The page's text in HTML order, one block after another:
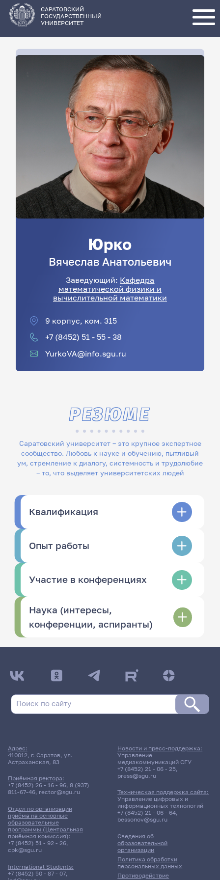
основному
содержанию
САРАТОВСКИЙ
ГОСУДАРСТВЕННЫЙ
УНИВЕРСИТЕТ
Юрко
Вячеслав Анатольевич
Заведующий: Кафедра
математической физики и
вычислительной математики
9 корпус, ком. 315
+7 (8452) 51 - 55 - 38
YurkoVA@info.sgu.ru
Саратовский университет – это крупное экспертное
сообщество. Любовь к науке и обучению, пытливый
ум, стремление к диалогу, системность и трудолюбие
– то, что выделяет университетских людей
РЕЗЮМЕ
Квалификация
Опыт работы
Участие в конференциях
Наука (интересы,
конференции, аспиранты)
Адрес:
410012, г. Саратов, ул.
Астраханская, 83
Приёмная ректора:
+7 (8452) 26 - 16 - 96, 8 (937)
811-67-46, rector@sgu.ru
Отдел по организации
приёма на основные
образовательные
программы (Центральная
приёмная комиссия):
+7 (8452) 51 - 92 - 26,
cpk@sgu.ru
International Students:
+7 (8452) 50 - 87 - 07,
Сведения об
образовательной
организации
Политика обработки
персональных данных
Противодействие
Новости и пресс-поддержка:
Управление
медиакоммуникаций СГУ
+7 (8452) 21 - 06 - 25,
press@sgu.ru
Техническая поддержка сайта:
Управление цифровых и
информационных технологий
+7 (8452) 21 - 06 - 64,
bessonov@sgu.ru